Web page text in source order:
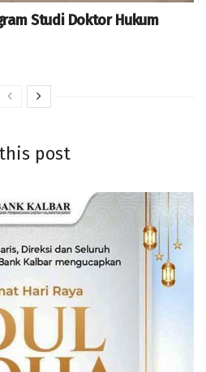
Studi Doktor Hukum
post